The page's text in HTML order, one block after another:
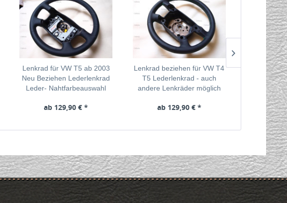
Lenkrad für VW T5 ab 2003
Neu Beziehen Lederlenkrad
Leder- Nahtfarbeauswahl
ab 129,90 € *
Lenkrad beziehen für VW T4
T5 Lederlenkrad - auch
andere Lenkräder möglich
ab 129,90 € *
Lenkrad
Beziehen
ab